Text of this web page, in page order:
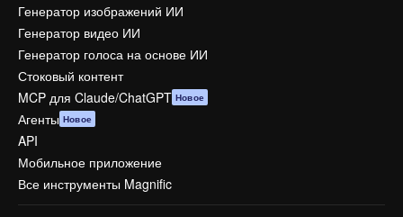
Генератор изображений ИИ
Генератор видео ИИ
Генератор голоса на основе ИИ
Стоковый контент
MCP для Claude/ChatGPT Новое
Агенты Новое
API
Мобильное приложение
Все инструменты Magnific